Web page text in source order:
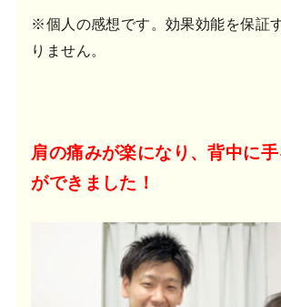
※個人の感想です。効果効能を保証
りません。
肩の痛みが楽になり、背中に
ができました！